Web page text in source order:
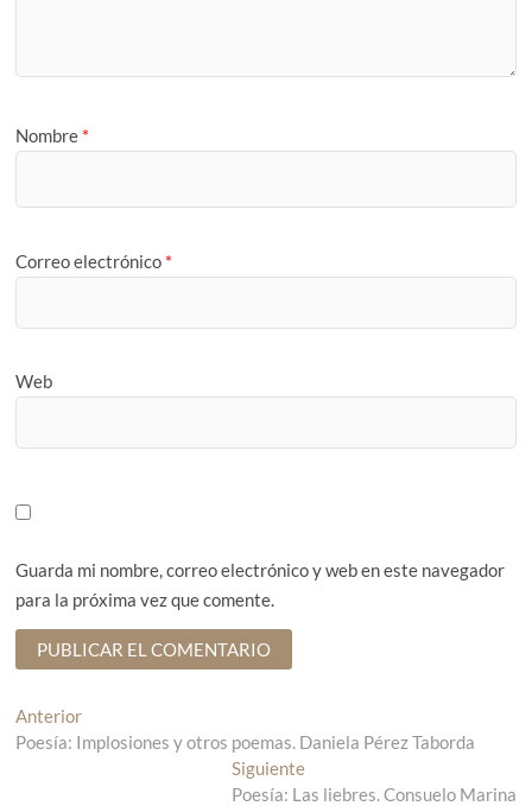
Nombre *
Correo electrónico *
Web
Guarda mi nombre, correo electrónico y web en este navegador
para la próxima vez que comente.
N
a
Anterior
n
Poesía: Implosiones y otros poemas. Daniela Pérez Taborda
SiguienteE
n
Poesía: Las liebres. Consuelo Marina